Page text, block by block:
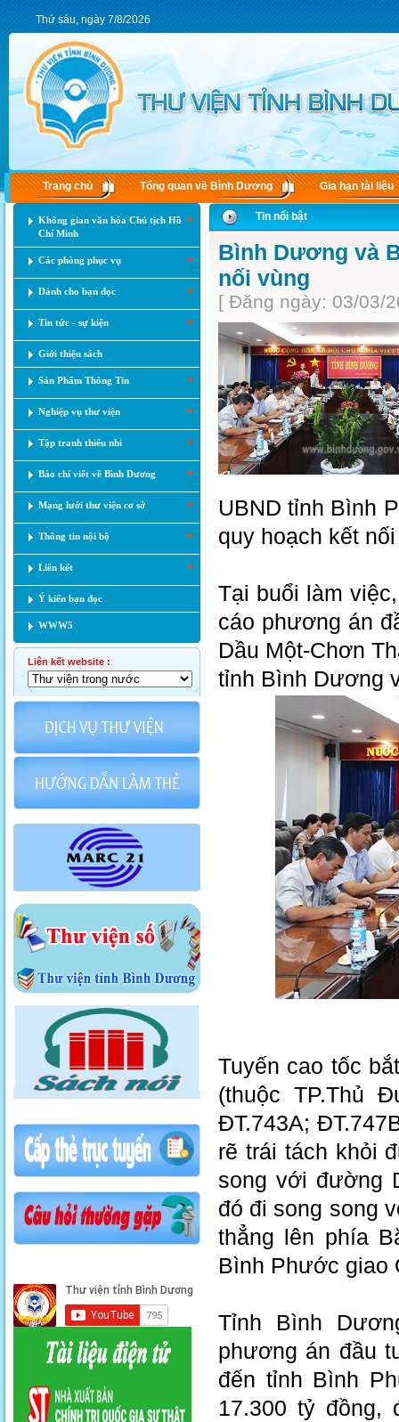
Thứ sáu, ngày 7/8/2026
Trang chủ Tổng quan về Bình Dương Gia hạn tài liệu
Không gian văn hóa Chủ tịch Hồ
Chí Minh
Các phòng phục vụ
Dành cho bạn đọc
Tin tức - sự kiện
Giới thiệu sách
Sản Phẩm Thông Tin
Nghiệp vụ thư viện
Tập tranh thiếu nhi
Báo chí viết về Bình Dương
Mạng lưới thư viện cơ sở
Thông tin nội bộ
Liên kết
Ý kiến bạn đọc
WWW5
Liên kết website :
Tin nổi bật
Bình Dương và
nối vùng
[ Đăng ngày: 03/03/
UBND tỉnh Bình
quy hoạch kết
Tại buổi làm
cáo phương án
Dầu Một-Chơn
tỉnh Bình Dương
Tuyến cao tốc
(thuộc TP.Thủ
ĐT.743A;
rẽ trái tách khỏi
song với đường
đó đi song song
thẳng lên phía
Bình Phước giao
Tỉnh Bình
phương án đầu
đến tỉnh Bình
17.300 tỷ